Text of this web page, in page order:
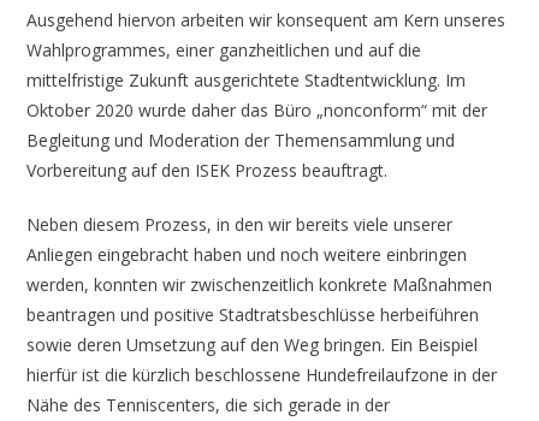
Ausgehend hiervon arbeiten wir konsequent am Kern unseres
Wahlprogrammes, einer ganzheitlichen und auf die
mittelfristige Zukunft ausgerichtete Stadtentwicklung. Im
Oktober 2020 wurde daher das Büro „nonconform“ mit der
Begleitung und Moderation der Themensammlung und
Vorbereitung auf den ISEK Prozess beauftragt.
Neben diesem Prozess, in den wir bereits viele unserer
Anliegen eingebracht haben und noch weitere einbringen
werden, konnten wir zwischenzeitlich konkrete Maßnahmen
beantragen und positive Stadtratsbeschlüsse herbeiführen
sowie deren Umsetzung auf den Weg bringen. Ein Beispiel
hierfür ist die kürzlich beschlossene Hundefreilaufzone in der
Nähe des Tenniscenters, die sich gerade in der